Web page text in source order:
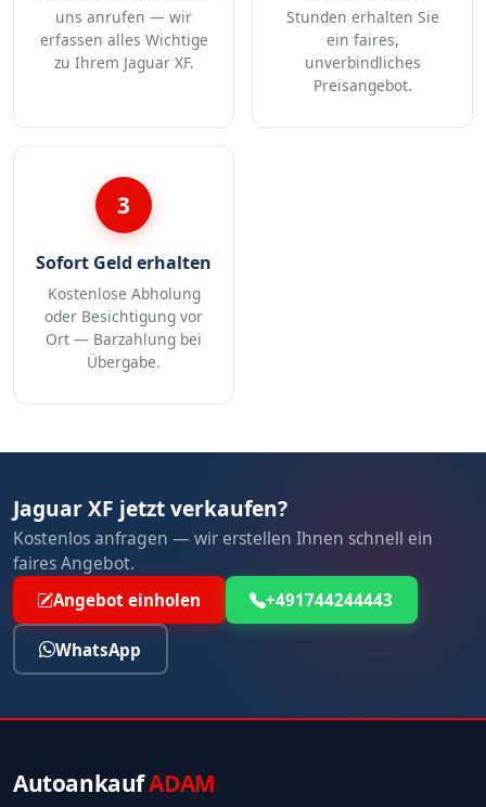
uns anrufen — wir
erfassen alles Wichtige
zu Ihrem Jaguar XF.
Stunden erhalten Sie
ein faires,
unverbindliches
Preisangebot.
3
Sofort Geld erhalten
Kostenlose Abholung
oder Besichtigung vor
Ort — Barzahlung bei
Übergabe.
Jaguar XF jetzt verkaufen?
Kostenlos anfragen — wir erstellen Ihnen schnell ein
faires Angebot.
Angebot einholen +491744244443
WhatsApp
AutoankaufADAM